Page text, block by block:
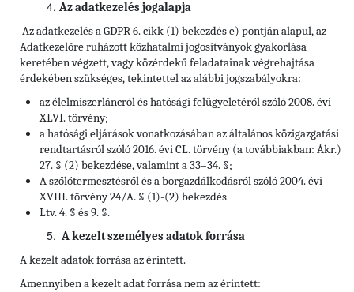
Az adatkezelés jogalapja
Az adatkezelés a GDPR 6. cikk (1) bekezdés e) pontján alapul, az
Adatkezelőre ruházott közhatalmi jogosítványok gyakorlása
keretében végzett, vagy közérdekű feladatainak végrehajtása
érdekében szükséges, tekintettel az alábbi jogszabályokra:
az élelmiszerláncról és hatósági felügyeletéről szóló 2008. évi
XLVI. törvény;
a hatósági eljárások vonatkozásában az általános közigazgatási
rendtartásról szóló 2016. évi CL. törvény (a továbbiakban: Ákr.)
27. § (2) bekezdése, valamint a 33–34. §;
A szőlőtermesztésről és a borgazdálkodásról szóló 2004. évi
XVIII. törvény 24/A. § (1)-(2) bekezdés
Ltv. 4. § és 9. §.
A kezelt személyes adatok forrása
A kezelt adatok forrása az érintett.
Amennyiben a kezelt adat forrása nem az érintett: